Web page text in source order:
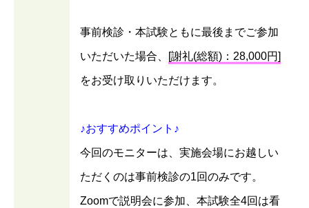
事前検診・本試験ともに最後までご参加
いただいた場合、 [謝礼(総額)：28,000円]
をお受け取りいただけます。
♪おすすめポイント♪
今回のモニターは、実施会場にお越しい
ただくのは事前検診の1回のみです。
Zoomで説明会に参加、本試験全4回は看